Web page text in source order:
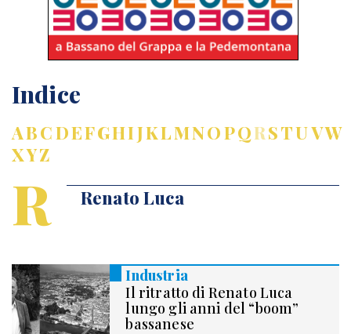
Indice
ABCDEFGHIJKLMNOPQRSTUVW
XYZ
R Renato Luca
Industria
Il ritratto di Renato Luca
lungo gli anni del “boom”
bassanese